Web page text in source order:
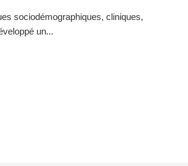
sociodémographiques, cliniques,
un...